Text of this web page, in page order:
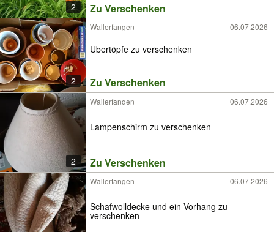
2 Zu Verschenken
2
Wallerfangen 06.07.2026
Übertöpfe zu verschenken
Zu Verschenken
2
Wallerfangen 06.07.2026
Lampenschirm zu verschenken
Zu Verschenken
Wallerfangen 06.07.2026
Schafwolldecke und ein Vorhang zu
verschenken